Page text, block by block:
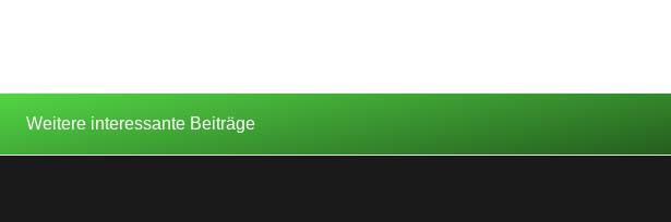
Weitere interessante Beiträge